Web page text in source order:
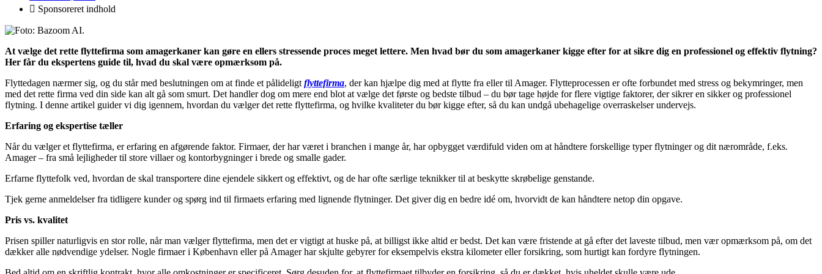
Sponsoreret indhold
At vælge det rette flyttefirma som amagerkaner kan gøre en ellers stressende proces meget lettere. Men hvad bør du som amagerkaner kigge efter for at sikre dig en professionel og effektiv flytning?
Her får du ekspertens guide til, hvad du skal være opmærksom på.
Flyttedagen nærmer sig, og du står med beslutningen om at finde et pålideligtflyttefirma, der kan hjælpe dig med at flytte fra eller til Amager. Flytteprocessen er ofte forbundet med stress og bekymringer, men
med det rette firma ved din side kan alt gå som smurt. Det handler dog om mere end blot at vælge det første og bedste tilbud – du bør tage højde for flere vigtige faktorer, der sikrer en sikker og professionel
flytning. I denne artikel guider vi dig igennem, hvordan du vælger det rette flyttefirma, og hvilke kvaliteter du bør kigge efter, så du kan undgå ubehagelige overraskelser undervejs.
Erfaring og ekspertise tæller
Når du vælger et flyttefirma, er erfaring en afgørende faktor. Firmaer, der har været i branchen i mange år, har opbygget værdifuld viden om at håndtere forskellige typer flytninger og dit nærområde, f.eks.
Amager – fra små lejligheder til store villaer og kontorbygninger i brede og smalle gader.
Erfarne flyttefolk ved, hvordan de skal transportere dine ejendele sikkert og effektivt, og de har ofte særlige teknikker til at beskytte skrøbelige genstande.
Tjek gerne anmeldelser fra tidligere kunder og spørg ind til firmaets erfaring med lignende flytninger. Det giver dig en bedre idé om, hvorvidt de kan håndtere netop din opgave.
Pris vs. kvalitet
Prisen spiller naturligvis en stor rolle, når man vælger flyttefirma, men det er vigtigt at huske på, at billigst ikke altid er bedst. Det kan være fristende at gå efter det laveste tilbud, men vær opmærksom på, om det
dækker alle nødvendige ydelser. Nogle firmaer i København eller på Amager har skjulte gebyrer for eksempelvis ekstra kilometer eller forsikring, som hurtigt kan fordyre flytningen.